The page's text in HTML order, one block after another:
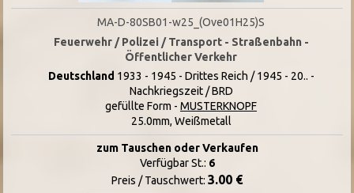
MA-D-80SB01-w25_(Ove01H25)S
Feuerwehr / Polizei / Transport - Straßenbahn -
Öffentlicher Verkehr
Deutschland 1933 - 1945 - Drittes Reich / 1945 - 20.. -
Nachkriegszeit / BRD
gefüllte Form - MUSTERKNOPF
25.0mm, Weißmetall
zum Tauschen oder Verkaufen
Verfügbar St.: 6
Preis / Tauschwert: 3.00 €